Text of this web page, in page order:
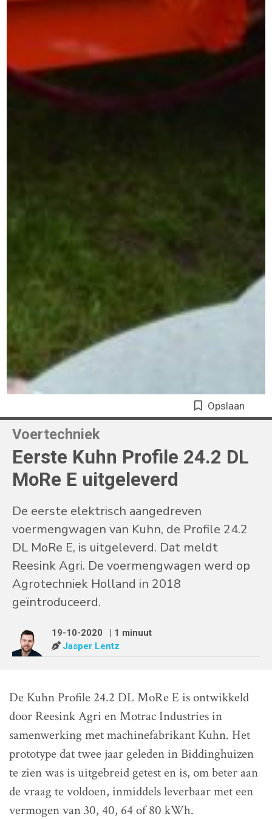
Opslaan
Voertechniek
Eerste Kuhn Profile 24.2 DL
MoRe E uitgeleverd
De eerste elektrisch aangedreven
voermengwagen van Kuhn, de Profile 24.2
DL MoRe E, is uitgeleverd. Dat meldt
Reesink Agri. De voermengwagen werd op
Agrotechniek Holland in 2018
geïntroduceerd.
19-10-2020
| 1 minuut
Jasper Lentz
De Kuhn Profile 24.2 DL MoRe E is ontwikkeld
door Reesink Agri en Motrac Industries in
samenwerking met machinefabrikant Kuhn. Het
prototype dat twee jaar geleden in Biddinghuizen
te zien was is uitgebreid getest en is, om beter aan
de vraag te voldoen, inmiddels leverbaar met een
vermogen van 30, 40, 64 of 80 kWh.